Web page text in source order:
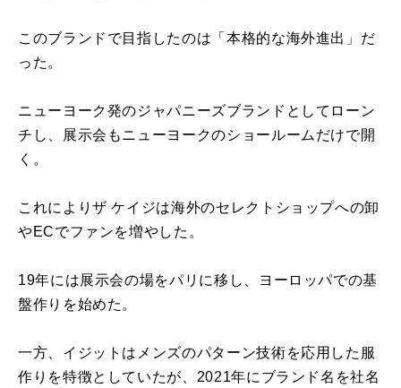
このブランドで目指したのは「本格的な海外進出」だ
った。
ニューヨーク発のジャパニーズブランドとしてローン
チし、展示会もニューヨークのショールームだけで開
く。
これによりザ ケイジは海外のセレクトショップへの卸
やECでファンを増やした。
19年には展示会の場をパリに移し、ヨーロッパでの基
盤作りを始めた。
一方、イジットはメンズのパターン技術を応用した服
作りを特徴としていたが、2021年にブランド名を社名